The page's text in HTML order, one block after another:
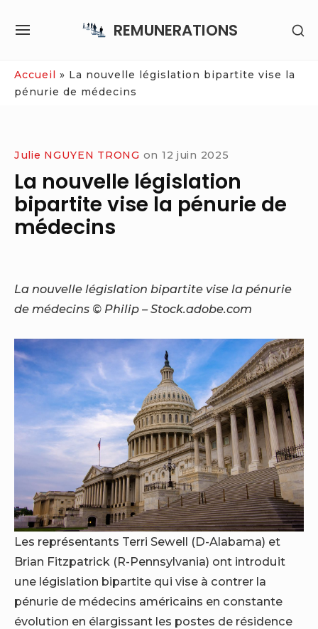
REMUNERATIONS
SITE
Accueil » La nouvelle législation bipartite vise la
pénurie de médecins
Julie NGUYEN TRONG on 12 juin 2025
La nouvelle législation
bipartite vise la pénurie de
médecins
La nouvelle législation bipartite vise la pénurie
de médecins © Philip – Stock.adobe.com
Les représentants Terri Sewell (D-Alabama) et
Brian Fitzpatrick (R-Pennsylvania) ont introduit
une législation bipartite qui vise à contrer la
pénurie de médecins américains en constante
évolution en élargissant les postes de résidence